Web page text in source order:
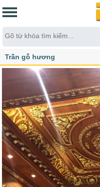
Trần gỗ hương